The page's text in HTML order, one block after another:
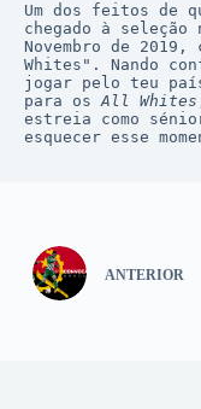
Um dos feitos de
chegado à seleção
Novembro de 2019,
Whites". Nando
jogar pelo teu
para os All Whites
estreia como
esquecer esse
ANTERIOR